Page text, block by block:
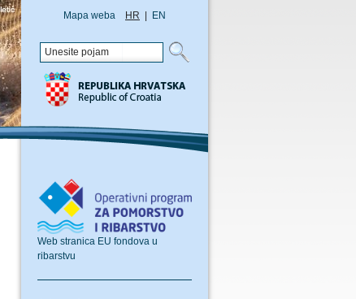
Mapa weba HR EN
Web stranica EU fondova u
ribarstvu